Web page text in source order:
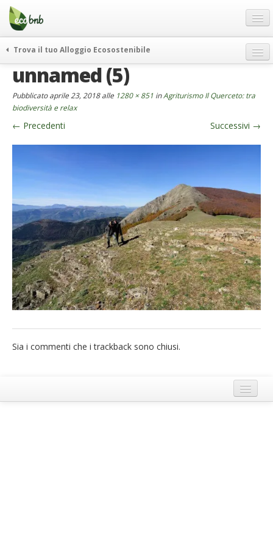
Menu
Salta
contenuto
Offerte Speciali
Regali
FAQ
Chi Siamo
Contatti
Italiano
German
English
Spanish
French
Trova il tuo Alloggio Ecosostenibile
curiosità
vivere e viaggiare verde
news ed eventi
unnamed (5)
Pubblicatoaprile 23, 2018alle 1280 × 851 inAgriturismo Il Querceto: tra
biodiversità e relax
← Precedenti Successivi →
Sia i commenti che i trackback sono chiusi.